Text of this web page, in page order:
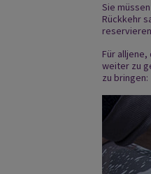
Sie
Rückkehr
Für
weiter zu
zu bringen: